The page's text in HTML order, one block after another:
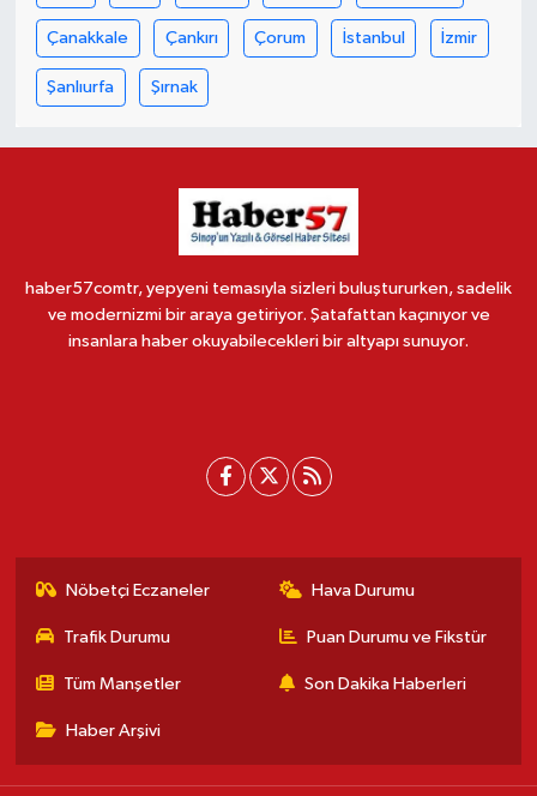
Çanakkale Çankırı Çorum İstanbul İzmir
Şanlıurfa Şırnak
haber57comtr, yepyeni temasıyla sizleri buluştururken, sadelik
ve modernizmi bir araya getiriyor. Şatafattan kaçınıyor ve
insanlara haber okuyabilecekleri bir altyapı sunuyor.
Nöbetçi Eczaneler Hava Durumu
Trafik Durumu Puan Durumu ve Fikstür
Tüm Manşetler Son Dakika Haberleri
Haber Arşivi